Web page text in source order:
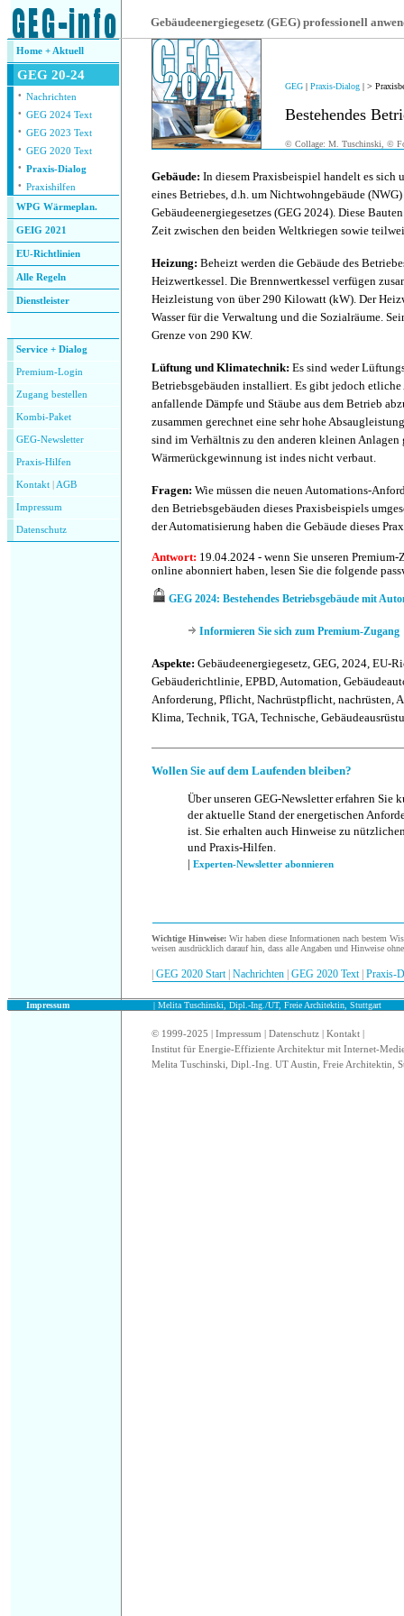
Gebäudeenergiegesetz (GEG) professionell
Home + Aktuell
GEG 20-24
· Nachrichten
· GEG 2024 Text
· GEG 2023 Text
· GEG 2020 Text
· Praxis-Dialog
· Praxishilfen
WPG Wärmeplan.
GEIG 2021
EU-Richtlinien
Alle Regeln
Dienstleister
Service + Dialog
Premium-Login
Zugang bestellen
Kombi-Paket
GEG-Newsletter
Praxis-Hilfen
Kontakt AGB
Impressum
Datenschutz
GEG | Praxis-Dialog | >
Bestehendes
© Collage: M. Tuschinski, ©
Gebäude: In diesem Praxisbeispiel handelt es sich
eines Betriebes, d.h. um Nichtwohngebäude
Gebäudeenergiegesetzes (GEG 2024). Diese
Zeit zwischen den beiden Weltkriegen sowie
Heizung: Beheizt werden die Gebäude des
Heizwertkessel. Die Brennwertkessel verfügen
Heizleistung von über 290 Kilowatt (kW). Der
Wasser für die Verwaltung und die Sozialräume.
Grenze von 290 KW.
Lüftung und Klimatechnik: Es sind weder
Betriebsgebäuden installiert. Es gibt jedoch etliche
anfallende Dämpfe und Stäube aus dem Betrieb
zusammen gerechnet eine sehr hohe
sind im Verhältnis zu den anderen kleinen
Wärmerückgewinnung ist indes nicht verbaut.
Fragen: Wie müssen die neuen Automations-
den Betriebsgebäuden dieses Praxisbeispiels
der Automatisierung haben die Gebäude dieses
Antwort: 19.04.2024 - wenn Sie unseren
online abonniert haben, lesen Sie die folgende
GEG 2024: Bestehendes Betriebsgebäude mit
Informieren Sie sich zum Premium-Zugang
Aspekte: Gebäudeenergiegesetz, GEG, 2024, EU-
Gebäuderichtlinie, EPBD, Automation,
Anforderung, Pflicht, Nachrüstpflicht, nachrüsten,
Klima, Technik, TGA, Technische,
Wollen Sie auf dem Laufenden bleiben?
Über unseren GEG-Newsletter erfahren Sie
der aktuelle Stand der energetischen
ist. Sie erhalten auch Hinweise zu
und Praxis-Hilfen.
| Experten-Newsletter abonnieren
Wichtige Hinweise: Wir haben diese Informationen nach bestem
weisen ausdrücklich darauf hin, dass alle Angaben und Hinweise
GEG 2020 Start Nachrichten GEG 2020 Text Praxis-
Impressum | Melita Tuschinski, Dipl.-Ing./UT, Freie Architektin, Stuttgart
© 1999-2025 | Impressum Datenschutz Kontakt
Institut für Energie-Effiziente Architektur mit Internet-
Melita Tuschinski, Dipl.-Ing. UT Austin, Freie Architektin,